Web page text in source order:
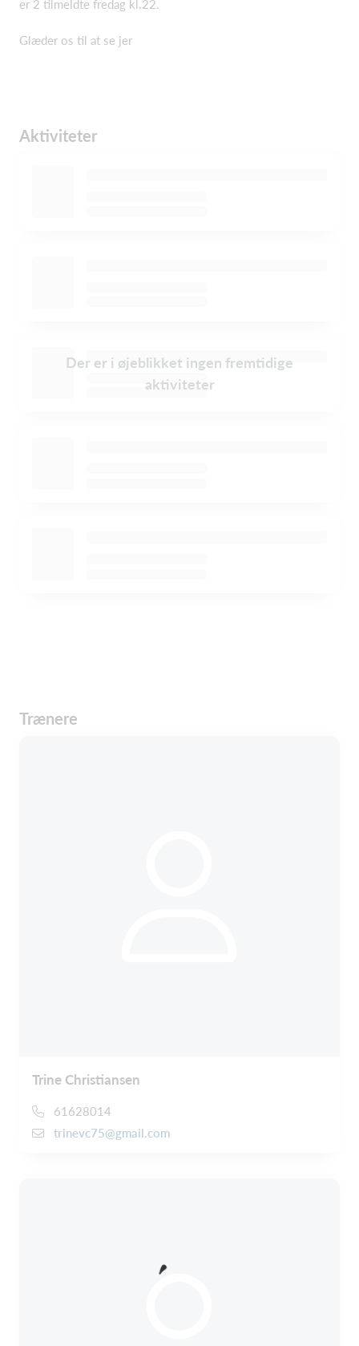
er 2 tilmeldte fredag kl.22.
Glæder os til at se jer
Aktiviteter
Der er i øjeblikket ingen fremtidige
aktiviteter
Trænere
Trine Christiansen
61628014
trinevc75@gmail.com